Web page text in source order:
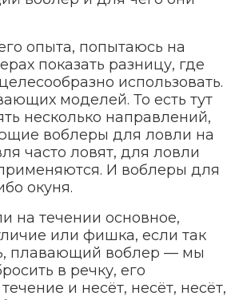
опыта, попытаюсь на
показать разницу, где
использовать.
моделей. То есть тут
несколько направлений,
воблеры для ловли на
часто ловят, для ловли
И воблеры для
окуня.
на течении основное,
или фишка, если так
плавающий воблер — мы
в речку, его
и несёт, несёт, несёт,